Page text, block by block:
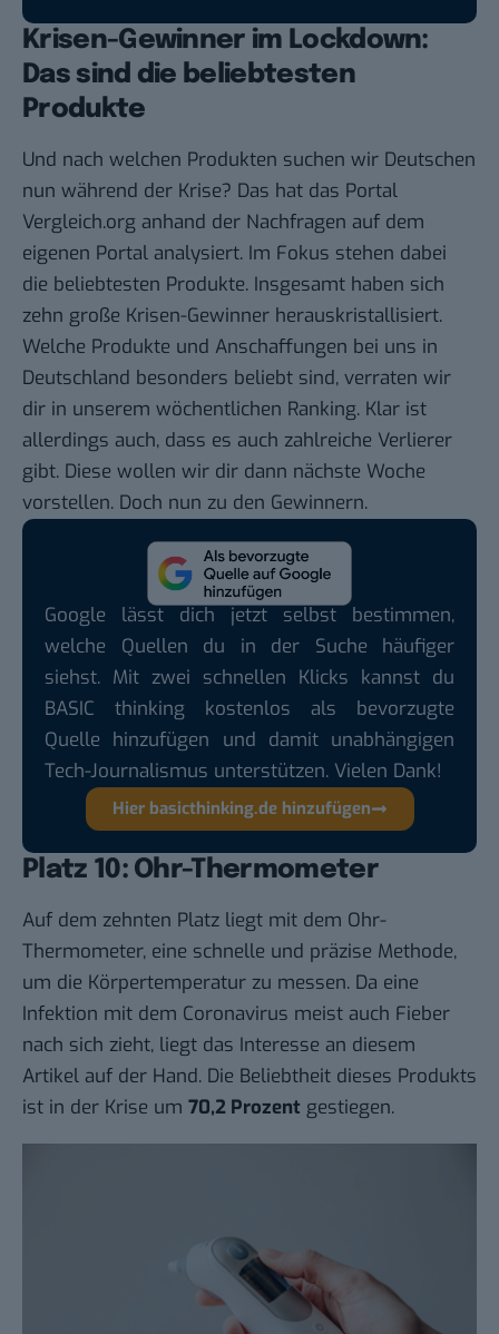
Krisen-Gewinner im Lockdown:
Das sind die beliebtesten
Produkte
Und nach welchen Produkten suchen wir Deutschen
nun während der Krise? Das hat das Portal
Vergleich.org anhand der Nachfragen auf dem
eigenen Portal analysiert. Im Fokus stehen dabei
die beliebtesten Produkte. Insgesamt haben sich
zehn große Krisen-Gewinner herauskristallisiert.
Welche Produkte und Anschaffungen bei uns in
Deutschland besonders beliebt sind, verraten wir
dir in unserem wöchentlichen Ranking. Klar ist
allerdings auch, dass es auch zahlreiche Verlierer
gibt. Diese wollen wir dir dann nächste Woche
vorstellen. Doch nun zu den Gewinnern.
Google lässt dich jetzt selbst bestimmen,
welche Quellen du in der Suche häufiger
siehst. Mit zwei schnellen Klicks kannst du
BASIC thinking kostenlos als bevorzugte
Quelle hinzufügen und damit unabhängigen
Tech-Journalismus unterstützen. Vielen Dank!
Hier basicthinking.de hinzufügen
Platz 10: Ohr-Thermometer
Auf dem zehnten Platz liegt mit dem Ohr-
Thermometer, eine schnelle und präzise Methode,
um die Körpertemperatur zu messen. Da eine
Infektion mit dem Coronavirus meist auch Fieber
nach sich zieht, liegt das Interesse an diesem
Artikel auf der Hand. Die Beliebtheit dieses Produkts
ist in der Krise um 70,2 Prozent gestiegen.